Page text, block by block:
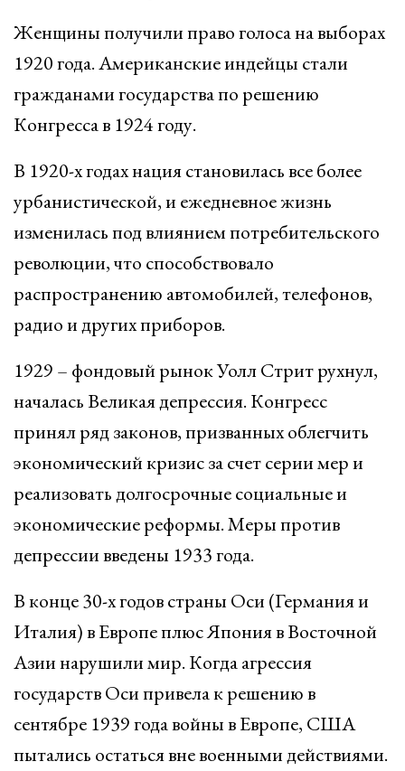
Женщины получили право голоса на выборах
1920 года. Американские индейцы стали
гражданами государства по решению
Конгресса в 1924 году.
В 1920-х годах нация становилась все более
урбанистической, и ежедневное жизнь
изменилась под влиянием потребительского
революции, что способствовало
распространению автомобилей, телефонов,
радио и других приборов.
1929 – фондовый рынок Уолл Стрит рухнул,
началась Великая депрессия. Конгресс
принял ряд законов, призванных облегчить
экономический кризис за счет серии мер и
реализовать долгосрочные социальные и
экономические реформы. Меры против
депрессии введены 1933 года.
В конце 30-х годов страны Оси (Германия и
Италия) в Европе плюс Япония в Восточной
Азии нарушили мир. Когда агрессия
государств Оси привела к решению в
сентябре 1939 года войны в Европе, США
пытались остаться вне военными действиями.